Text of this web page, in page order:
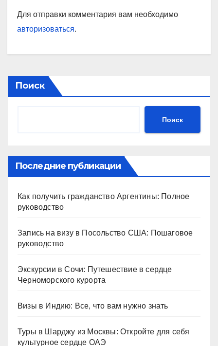
Для отправки комментария вам необходимо
авторизоваться.
Поиск
Поиск
Последние публикации
Как получить гражданство Аргентины: Полное
руководство
Запись на визу в Посольство США: Пошаговое
руководство
Экскурсии в Сочи: Путешествие в сердце
Черноморского курорта
Визы в Индию: Все, что вам нужно знать
Туры в Шарджу из Москвы: Откройте для себя
культурное сердце ОАЭ